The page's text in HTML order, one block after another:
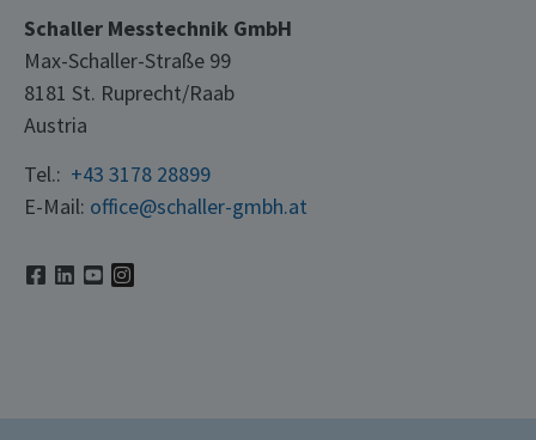
Schaller Messtechnik GmbH
Max-Schaller-Straße 99
8181 St. Ruprecht/Raab
Austria
Tel.: +43 3178 28899
E-Mail: office@schaller-gmbh.at